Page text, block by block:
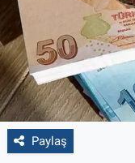
Paylaş